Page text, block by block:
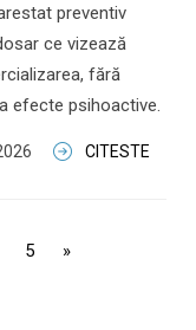
preventiv
ce vizează
fără
efecte psihoactive.
CITESTE
5 »